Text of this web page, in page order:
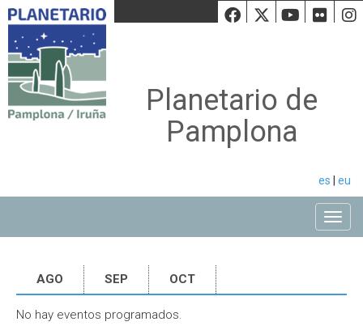
Facebook
Twiiter
Planetario de
Pamplona
es eu
AGO SEP OCT
No hay eventos programados.